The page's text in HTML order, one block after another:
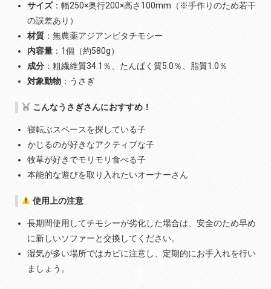
サイズ：幅250×奥行200×高さ100mm（※手作りのため若干
の誤差あり）
材質：無農薬アジアンビタチモシー
内容量：1個（約580g）
成分：粗繊維質34.1％、たんぱく質5.0％、脂質1.0％
対象動物：うさぎ
こんなうさぎさんにおすすめ！
寝転ぶスペースを探している子
かじるのが好きなアクティブな子
牧草が好きでモリモリ食べる子
本能的な遊びを取り入れたいオーナーさん
使用上の注意
長期間使用してチモシーが劣化した場合は、安全のため早め
に新しいソファーと交換してください。
湿気が多い場所ではカビに注意し、定期的にお手入れを行い
ましょう。